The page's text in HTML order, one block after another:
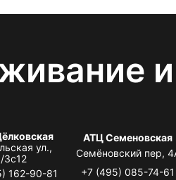
ул.,
3с12
162-90-81
АТЦ Семеновская
Семёновский пер,
+7 (495) 085-74-61